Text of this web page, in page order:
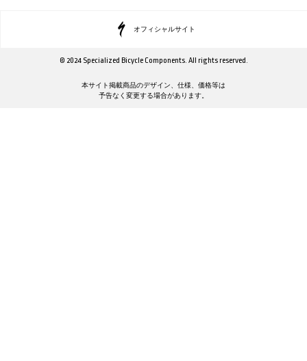
オフィシャルサイト
© 2024 Specialized Bicycle Components. All rights reserved.
本サイト掲載商品のデザイン、仕様、価格等は
予告なく変更する場合があります。